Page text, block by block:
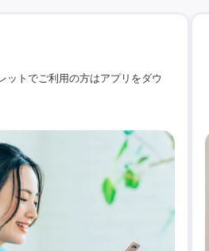
ットでご利用の方はアプリをダウ